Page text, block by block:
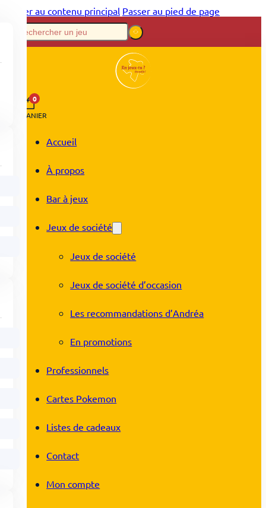
Passer au contenu principal Passer au pied de page
0
PANIER
Accueil
À propos
Bar à jeux
Jeux de société
Jeux de société
Jeux de société d’occasion
Les recommandations d’Andréa
En promotions
Professionnels
Cartes Pokemon
Listes de cadeaux
Contact
Mon compte